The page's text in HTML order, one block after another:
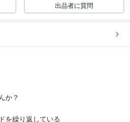
出品者に質問
か？
を繰り返している